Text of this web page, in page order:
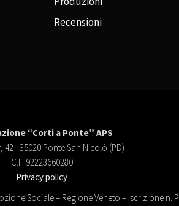
Recensioni
“Corti a Ponte” APS
42 - 35020 Ponte San Nicolò (PD)
C.F. 92223660280
Privacy policy
Sociale – Regione Veneto – Iscrizione n.